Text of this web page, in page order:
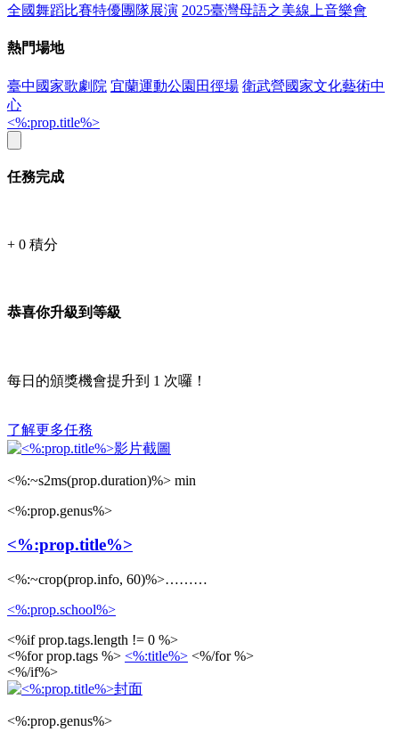
全國舞蹈比賽特優團隊展演 2025臺灣母語之美線上音樂會
熱門場地
臺中國家歌劇院 宜蘭運動公園田徑場 衛武營國家文化藝術中
心
<%:prop.title%>
任務完成
+ 0 積分
恭喜你升級到等級
每日的頒獎機會提升到 1 次囉！
了解更多任務
<%:~s2ms(prop.duration)%> min
<%:prop.genus%>
<%:prop.title%>
<%:~crop(prop.info, 60)%>………
<%:prop.school%>
<%if prop.tags.length != 0 %>
<%for prop.tags %> <%:title%> <%/for %>
<%/if%>
<%:prop.genus%>